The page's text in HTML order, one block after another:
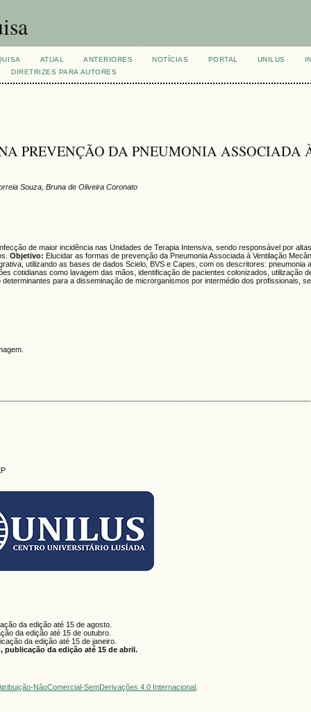
ATUAL ANTERIORES NOTÍCIAS PORTAL UNILUS
DIRETRIZES PARA AUTORES
PREVENÇÃO DA PNEUMONIA ASSOCIADA
Souza, Bruna de Oliveira Coronato
de maior incidência nas Unidades de Terapia Intensiva, sendo responsável por
Objetivo: Elucidar as formas de prevenção da Pneumonia Associada à Ventilação
utilizando as bases de dados Scielo, BVS e Capes, com os descritores: pneumonia
cotidianas como lavagem das mãos, identificação de pacientes colonizados, utilização
para a disseminação de microrganismos por intermédio dos profissionais,
da edição até 15 de agosto.
da edição até 15 de outubro.
da edição até 15 de janeiro.
publicação da edição até 15 de abril.
NãoComercial-SemDerivações 4.0 Internacional